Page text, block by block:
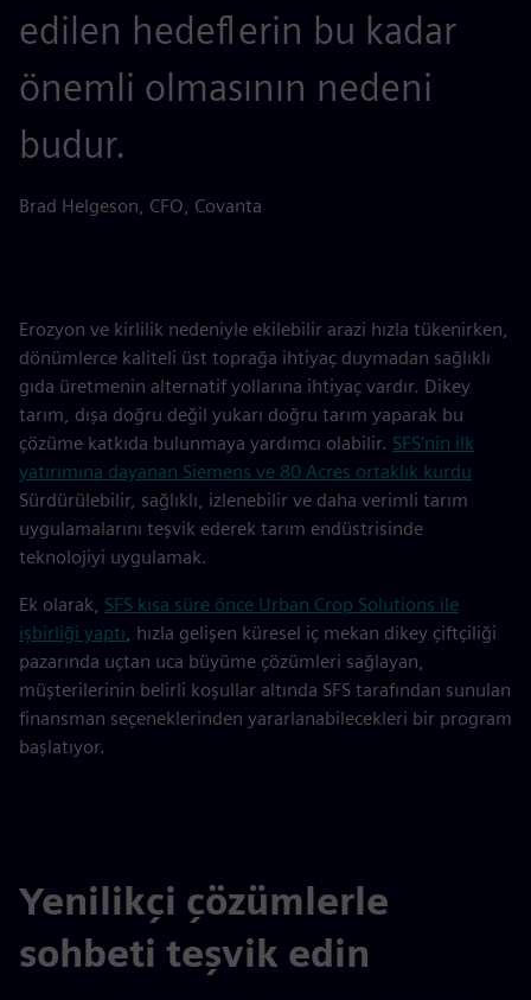
edilen hedeflerin bu kadar
önemli olmasının nedeni
budur.
Brad Helgeson, CFO, Covanta
Erozyon ve kirlilik nedeniyle ekilebilir arazi hızla tükenirken,
dönümlerce kaliteli üst toprağa ihtiyaç duymadan sağlıklı
gıda üretmenin alternatif yollarına ihtiyaç vardır. Dikey
tarım, dışa doğru değil yukarı doğru tarım yaparak bu
çözüme katkıda bulunmaya yardımcı olabilir. SFS'nin ilk
yatırımına dayanan Siemens ve 80 Acres ortaklık kurdu
Sürdürülebilir, sağlıklı, izlenebilir ve daha verimli tarım
uygulamalarını teşvik ederek tarım endüstrisinde
teknolojiyi uygulamak.
Ek olarak, SFS kısa süre önce Urban Crop Solutions ile
işbirliği yaptı, hızla gelişen küresel iç mekan dikey çiftçiliği
pazarında uçtan uca büyüme çözümleri sağlayan,
müşterilerinin belirli koşullar altında SFS tarafından sunulan
finansman seçeneklerinden yararlanabilecekleri bir program
başlatıyor.
Yenilikçi çözümlerle
sohbeti teşvik edin